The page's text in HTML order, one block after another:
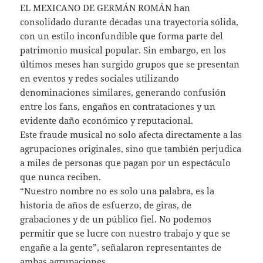
EL MEXICANO DE GERMÁN ROMÁN han
consolidado durante décadas una trayectoria sólida,
con un estilo inconfundible que forma parte del
patrimonio musical popular. Sin embargo, en los
últimos meses han surgido grupos que se presentan
en eventos y redes sociales utilizando
denominaciones similares, generando confusión
entre los fans, engaños en contrataciones y un
evidente daño económico y reputacional.
Este fraude musical no solo afecta directamente a las
agrupaciones originales, sino que también perjudica
a miles de personas que pagan por un espectáculo
que nunca reciben.
“Nuestro nombre no es solo una palabra, es la
historia de años de esfuerzo, de giras, de
grabaciones y de un público fiel. No podemos
permitir que se lucre con nuestro trabajo y que se
engañe a la gente”, señalaron representantes de